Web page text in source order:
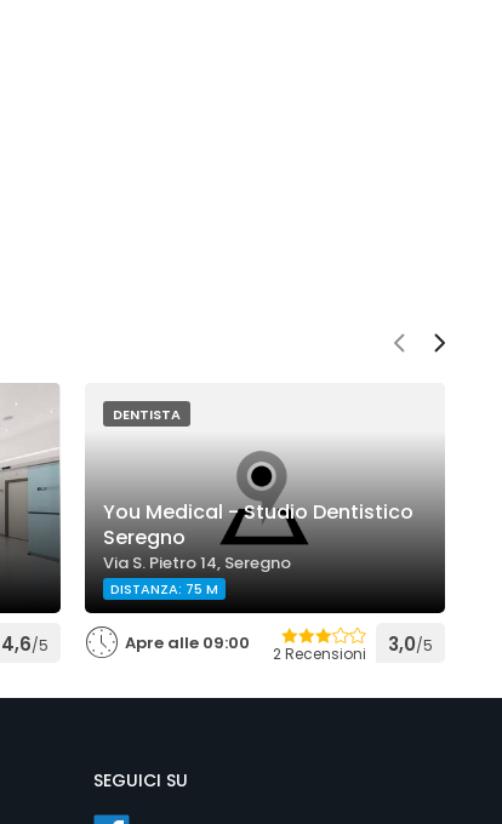
4,6/5
DENTISTA
You Medical - Studio Dentistico
Seregno
Via S. Pietro 14, Seregno
DISTANZA: 75 M
Apre alle 09:00 2 Recensioni 3,0/5
SEGUICI SU